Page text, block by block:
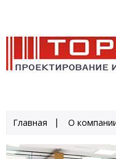
Главная О